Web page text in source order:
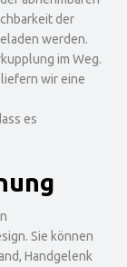
der
werden.
im Weg.
wir eine
es
Sie können
Handgelenk